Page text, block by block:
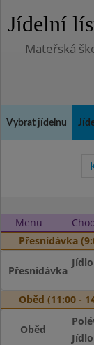
Jídelní
Mateřská
Vybrat jídelnu
Menu
Přesnídávka
Přesnídávka
Jídlo
Oběd (11:00 -
Oběd
Jídlo